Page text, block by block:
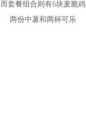
而套餐组合则有6块麦脆鸡
两份中薯和两杯可乐